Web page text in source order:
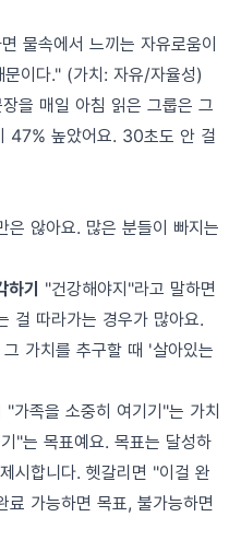
물속에서 느끼는 자유로움이
이다." (가치: 자유/자율성)
을 매일 아침 읽은 그룹은 그
47% 높았어요. 30초도 안 걸
은 않아요. 많은 분들이 빠지는
기
"건강해야지"라고 말하면
걸 따라가는 경우가 많아요.
가치를 추구할 때 '살아있는
"가족을 소중히 여기기"는 가치
"는 목표예요. 목표는 달성하
시합니다. 헷갈리면 "이걸 완
가능하면 목표, 불가능하면